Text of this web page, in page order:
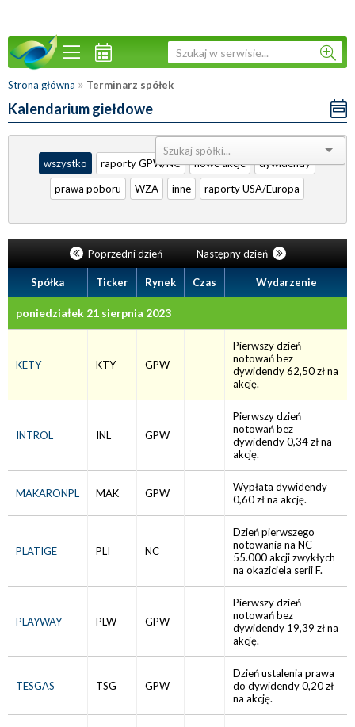
Strona główna » Terminarz spółek
Kalendarium giełdowe
Sortuj:
wszystko
raporty GPW/NC nowe akcje
dywidendy
prawa poboru
WZA inne raporty USA/Europa
Poprzedni dzień Następny dzień
Spółka Ticker Rynek Czas Wydarzenie
poniedziałek 21 sierpnia 2023
KETY KTY GPW
Pierwszy dzień
notowań bez
dywidendy 62,50 zł na
akcję.
INTROL INL GPW
Pierwszy dzień
notowań bez
dywidendy 0,34 zł na
akcję.
MAKARONPL MAK GPW
Wypłata dywidendy
0,60 zł na akcję.
PLATIGE PLI NC
Dzień pierwszego
notowania na NC
55.000 akcji zwykłych
na okaziciela serii F.
PLAYWAY PLW GPW
Pierwszy dzień
notowań bez
dywidendy 19,39 zł na
akcję.
TESGAS TSG GPW
Dzień ustalenia prawa
do dywidendy 0,20 zł
na akcję.